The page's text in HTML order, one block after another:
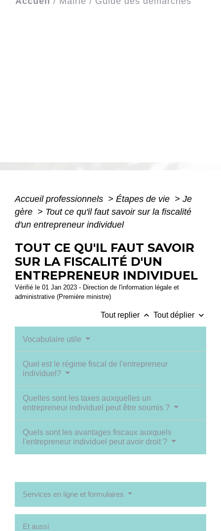
Accueil professionnels > Étapes de vie > Je
gère > Tout ce qu'il faut savoir sur la fiscalité
d'un entrepreneur individuel
TOUT CE QU'IL FAUT SAVOIR
SUR LA FISCALITÉ D'UN
ENTREPRENEUR INDIVIDUEL
Vérifié le 01 Jan 2023 - Direction de l'information légale et
administrative (Première ministre)
Tout replier keyboard_arrow_up Tout déplier keyboard_arrow_down
Vocabulaire utile
Quel est le régime fiscal de l'entrepreneur
individuel?
Quelles sont les taxes auxquelles un
entrepreneur individuel peut être soumis ?
Quels sont les avantages fiscaux auxquels
l'entrepreneur individuel peut avoir droit ?
Services en ligne et formulaires
Et aussi